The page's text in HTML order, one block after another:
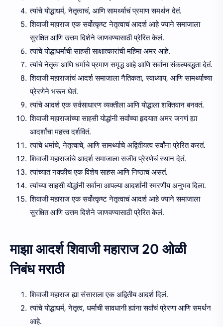
त्यांचे योद्धाधर्म, नेतृत्वाचं, आणि सामर्थ्याचं प्रमाण समर्थन देतं.
शिवाजी महाराज एक सर्वोत्कृष्ट नेतृत्वाचं आदर्श आहे ज्याने समाजाला
सुरक्षित आणि उत्तम दिशेने जाणवण्यासाठी प्रेरित केलं.
त्यांचे योद्धाधर्माची साहसी साक्षात्कारांची महिमा अमर आहे.
त्यांचे नेतृत्व आणि धर्माचे प्रमाण समृद्ध आहे आणि सर्वांना संकल्पबद्धता देतं.
शिवाजी महाराजांचं आदर्श समाजाला नैतिकता, स्वाध्याय, आणि सामर्थ्याच्या
प्रेरणेने भरून घेतं.
त्यांचे आदर्श एक सर्वसाधारण व्यक्तीला आणि योद्धाला शक्तिवान बनवतं.
शिवाजी महाराजांच्या साहसी योद्धांनी सर्वांच्या हृदयात अमर जगणं ह्या
आदर्शांचा महत्त्व दर्शवितं.
त्यांचे धर्माचे, नेतृत्वाचे, आणि सामर्थ्याचे अद्वितीयत्व सर्वांना प्रेरित करतं.
शिवाजी महाराजांचे आदर्श समाजाला सजीव प्रेरणेचं स्थान देतं.
त्यांच्यात नक्कीच एक विशेष साहस आणि निष्ठाचं असतं.
त्यांच्या साहसी योद्धांनी सर्वांना आपल्या आदर्शांनी स्मरणीय अनुभव दिला.
शिवाजी महाराज एक सर्वोत्कृष्ट नेतृत्वाचं आदर्श आहे ज्याने समाजाला
सुरक्षित आणि उत्तम दिशेने जाणवण्यासाठी प्रेरित केलं.
माझा आदर्श शिवाजी महाराज 20 ओळी
निबंध मराठी
शिवाजी महाराज ह्या संसाराला एक अद्वितीय आदर्श दिलं.
त्यांचे योद्धाधर्म, नेतृत्व, धर्माची सावधानी ह्यांना सर्वांचं प्रेरणा आणि समर्थन
आहे.